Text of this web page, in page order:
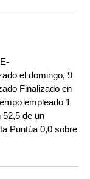
el domingo, 9
Finalizado en
empleado 1
52,5 de un
Puntúa 0,0 sobre